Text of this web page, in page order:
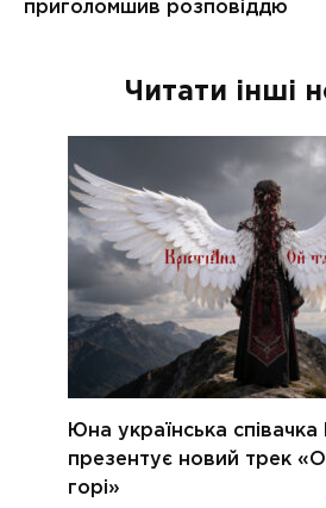
Читати інші
Юна українська
презентує новий трек
горі»